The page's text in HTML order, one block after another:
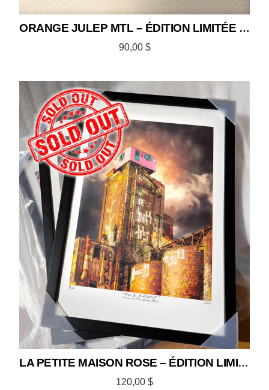
ORANGE JULEP MTL – ÉDITION LIMITÉE 12×12
90,00 $
LA PETITE MAISON ROSE – ÉDITION LIMITÉE 12×18
120,00 $